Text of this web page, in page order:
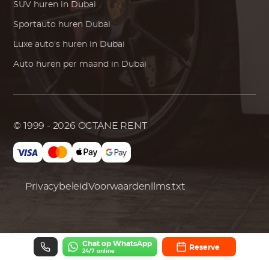
Chat op WhatsApp
24/7 online
Reserve
SUV huren in Dubai
Sportauto huren Dubai
Luxe auto's huren in Dubai
Auto huren per maand in Dubai
© 1999 - 2026 OCTANE RENT
Privacybeleid Voorwaarden llms.txt